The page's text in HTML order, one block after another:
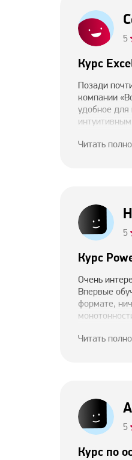
5
Курс
Позади
компании
удобное для
Читать
5
Курс
Очень
Впервые
формате,
по
Читать
5
Курс по